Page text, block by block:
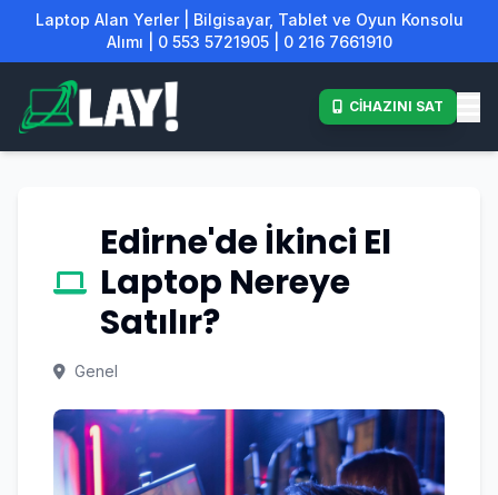
Laptop Alan Yerler | Bilgisayar, Tablet ve Oyun Konsolu
Alımı | 0 553 5721905 | 0 216 7661910
CİHAZINI SAT
Edirne'de İkinci El
Laptop Nereye
Satılır?
Genel